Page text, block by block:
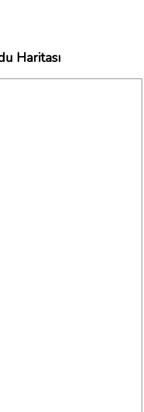
Haritası